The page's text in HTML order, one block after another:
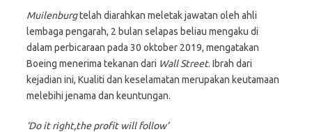
Muilenburgtelah diarahkan meletak jawatan oleh ahli
lembaga pengarah, 2 bulan selapas beliau mengaku di
dalam perbicaraan pada 30 oktober 2019, mengatakan
Boeing menerima tekanan dari Wall Street. Ibrah dari
kejadian ini, Kualiti dan keselamatan merupakan keutamaan
melebihi jenama dan keuntungan.
‘Do it right,the profit will follow’